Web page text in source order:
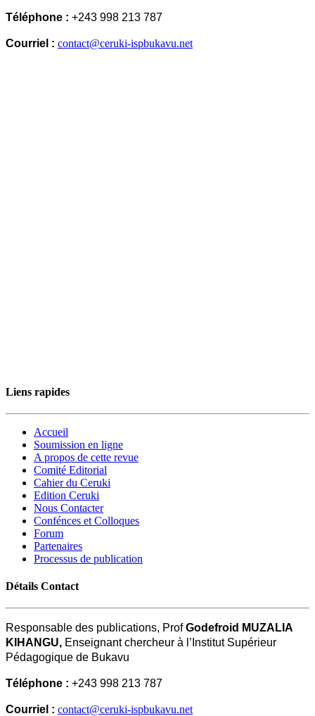
Téléphone : +243 998 213 787
Courriel : contact@ceruki-ispbukavu.net
Liens rapides
Accueil
Soumission en ligne
A propos de cette revue
Comité Editorial
Cahier du Ceruki
Edition Ceruki
Nous Contacter
Confénces et Colloques
Forum
Partenaires
Processus de publication
Détails Contact
Responsable des publications, ProfGodefroid MUZALIA
KIHANGU, Enseignant chercheur à l’Institut Supérieur
Pédagogique de Bukavu
Téléphone : +243 998 213 787
Courriel : contact@ceruki-ispbukavu.net